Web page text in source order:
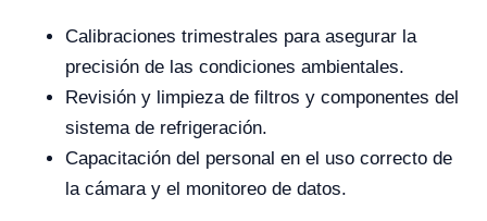
Calibraciones trimestrales para asegurar la
precisión de las condiciones ambientales.
Revisión y limpieza de filtros y componentes del
sistema de refrigeración.
Capacitación del personal en el uso correcto de
la cámara y el monitoreo de datos.